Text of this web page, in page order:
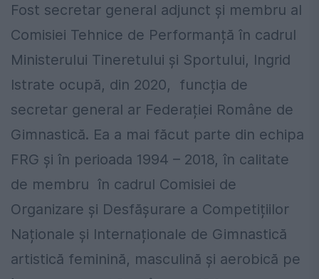
Fost secretar general adjunct și membru al
Comisiei Tehnice de Performanță în cadrul
Ministerului Tineretului și Sportului, Ingrid
Istrate ocupă, din 2020, funcția de
secretar general ar Federației Române de
Gimnastică. Ea a mai făcut parte din echipa
FRG și în perioada 1994 – 2018, în calitate
de membru în cadrul Comisiei de
Organizare și Desfășurare a Competițiilor
Naționale și Internaționale de Gimnastică
artistică feminină, masculină și aerobică pe